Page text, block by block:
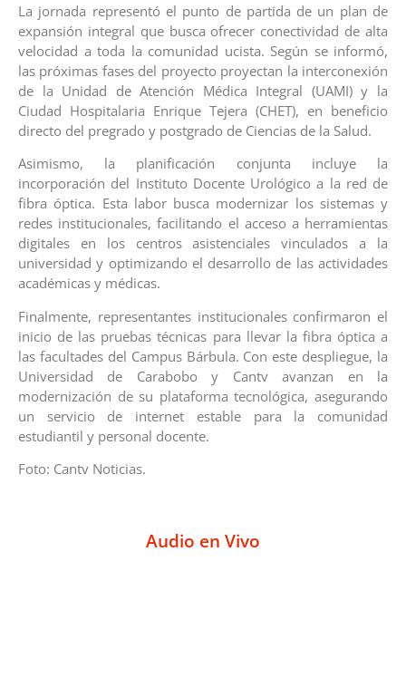
La jornada representó el punto de partida de un plan de
expansión integral que busca ofrecer conectividad de alta
velocidad a toda la comunidad ucista. Según se informó,
las próximas fases del proyecto proyectan la interconexión
de la Unidad de Atención Médica Integral (UAMI) y la
Ciudad Hospitalaria Enrique Tejera (CHET), en beneficio
directo del pregrado y postgrado de Ciencias de la Salud.
Asimismo, la planificación conjunta incluye la
incorporación del Instituto Docente Urológico a la red de
fibra óptica. Esta labor busca modernizar los sistemas y
redes institucionales, facilitando el acceso a herramientas
digitales en los centros asistenciales vinculados a la
universidad y optimizando el desarrollo de las actividades
académicas y médicas.
Finalmente, representantes institucionales confirmaron el
inicio de las pruebas técnicas para llevar la fibra óptica a
las facultades del Campus Bárbula. Con este despliegue, la
Universidad de Carabobo y Cantv avanzan en la
modernización de su plataforma tecnológica, asegurando
un servicio de internet estable para la comunidad
estudiantil y personal docente.
Foto: Cantv Noticias.
Audio en Vivo